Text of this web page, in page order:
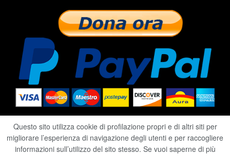
2020 ©RIVISTA PAGINAUNO
Questo sito utilizza cookie di profilazione propri e di altri siti per
migliorare l’esperienza di navigazione degli utenti e per raccogliere
informazioni sull’utilizzo del sito stesso. Se vuoi saperne di più